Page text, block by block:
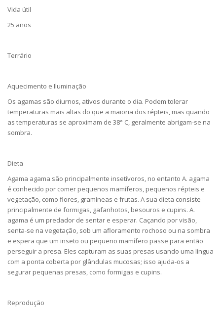
Vida útil
25 anos
Terrário
Aquecimento e Iluminação
Os agamas são diurnos, ativos durante o dia. Podem tolerar
temperaturas mais altas do que a maioria dos répteis, mas quando
as temperaturas se aproximam de 38° C, geralmente abrigam-se na
sombra.
Dieta
Agama agama são principalmente insetívoros, no entanto A. agama
é conhecido por comer pequenos mamíferos, pequenos répteis e
vegetação, como flores, gramíneas e frutas. A sua dieta consiste
principalmente de formigas, gafanhotos, besouros e cupins. A.
agama é um predador de sentar e esperar. Caçando por visão,
senta-se na vegetação, sob um afloramento rochoso ou na sombra
e espera que um inseto ou pequeno mamífero passe para então
perseguir a presa. Eles capturam as suas presas usando uma língua
com a ponta coberta por glândulas mucosas; isso ajuda-os a
segurar pequenas presas, como formigas e cupins.
Reprodução